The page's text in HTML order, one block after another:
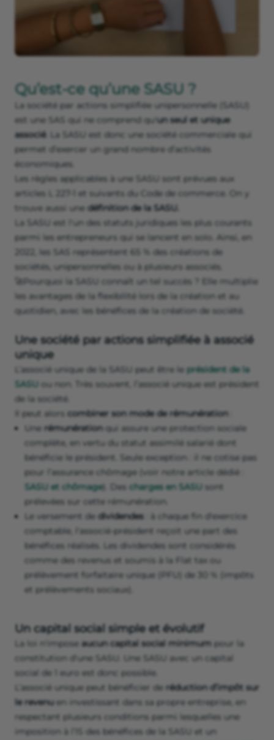
Qu’est-ce qu’une SASU ?
La société par actions simplifiée unipersonnelle (SASU)
est une SAS qui ne comprend qu' un seul et unique
associé. La SASU est donc une société commerciale qui
permet d’exercer un grand nombre d’activités
économiques.
Les règles applicables à une SASU sont prévues aux
articles L 227-1 et suivants du Code de commerce. On y
trouve aussi une définition de la SASU.
La SASU est l'un des statuts juridiques les plus courants
parmi les entrepreneurs qui se lancent en solo. Ainsi, en
2022, les SAS représentent 65 % des créations de
sociétés, unipersonnelles ou à plusieurs associés.
🚀Pourquoi la SASU connaît un tel succès ? Elle multiplie
les avantages de la flexibilité lors de la création et au
quotidien, avec les bénéfices de la création de société.
Une société par actions simplifiée à associé
unique
L’associé unique de la SASU peut être le président de la
SASU ou non. Très souvent, l’associé unique est président
de la société.
Il peut alors combiner son mode de rémunération
Une rémunérationqui assure une protection sociale
complète, en vertu du statut assimilé salarié dont
bénéficie le président. Seule exception : il ne cotise pas
pour l’assurance chômage (voir notre article dédié :
SASU et chômage). Des charges en SASU sont
prélevées sur cette rémunération.
Le versement de dividendes : à chaque fin d'exercice
comptable, l'associé-président reçoit une part des
bénéfices réalisés. Les dividendes sont considérés
comme des revenus et soumis à la Flat tax ou
prélèvement forfaitaire unique (PFU) de 30 % (impôts
et prélèvements sociaux).
Un capital social simple et évolutif
La loi n'impose aucun capital social minimum pour la
constitution d'une SASU. Une SASU avec un capital
social de 1 euro est donc possible.
L’associé unique peut bénéficier de réduction d’impôt sur
le revenuen investissant dans sa propre entreprise, en
respectant plusieurs conditions parmi lesquelles une
imposition à l’IS des bénéfices de la SASU et un